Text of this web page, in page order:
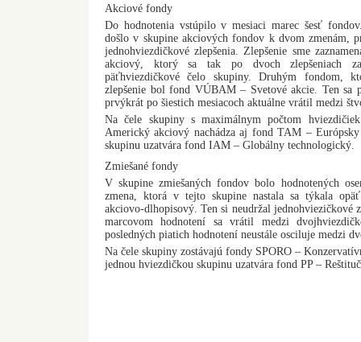
Akciové fondy
Do hodnotenia vstúpilo v mesiaci marec šesť
došlo v skupine akciových fondov k dvom zmenám,
jednohviezdičkové zlepšenia. Zlepšenie sme
akciový, ktorý sa tak po dvoch zlepšeniach
päťhviezdičkové čelo skupiny. Druhým fondom,
zlepšenie bol fond VÚBAM – Svetové akcie. Ten sa
prvýkrát po šiestich mesiacoch aktuálne vrátil medzi
Na čele skupiny s maximálnym počtom
Americký akciový nachádza aj fond TAM –
skupinu uzatvára fond IAM – Globálny technologický.
Zmiešané fondy
V skupine zmiešaných fondov bolo hodnotených
zmena, ktorá v tejto skupine nastala sa týkala
akciovo-dlhopisový. Ten si neudržal jednohviezičkové
marcovom hodnotení sa vrátil medzi
posledných piatich hodnotení neustále osciluje medzi
Na čele skupiny zostávajú fondy SPORO –
jednou hviezdičkou skupinu uzatvára fond PP –